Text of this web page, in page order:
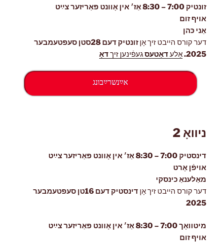
זונטיק 7:00 – 8:30 אַז׳ אין אָוונט פּאַריזער צײַט
אויף זום
אַני כּהן
דער קורס הייבט זיך אָן
זונטיק דעם 28סטן סעפּטעמבער
2025. אַלעדאַטעסגעפֿינען זיךדאָ
אײַנשרײַבונג
ניוואָ 2
דינסטיק 7:00 – 8:30 אַז׳ אין אָוונט פּאַריזער צײַט
אויפֿן אָרט
מאַלענאַ כינסקי
דער קורס הייבט זיך אָן
דינסטיק דעם 16טן סעפּטעמבער
2025
מיטוואָך 7:00 – 8:30 אַז׳ אין אָוונט פּאַריזער צײַט
אויף זום